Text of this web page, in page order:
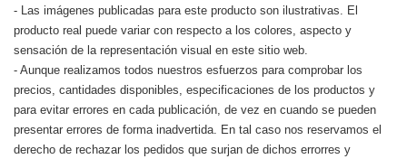
- Las imágenes publicadas para este producto son ilustrativas. El
producto real puede variar con respecto a los colores, aspecto y
sensación de la representación visual en este sitio web.
- Aunque realizamos todos nuestros esfuerzos para comprobar los
precios, cantidades disponibles, especificaciones de los productos y
para evitar errores en cada publicación, de vez en cuando se pueden
presentar errores de forma inadvertida. En tal caso nos reservamos el
derecho de rechazar los pedidos que surjan de dichos errorres y